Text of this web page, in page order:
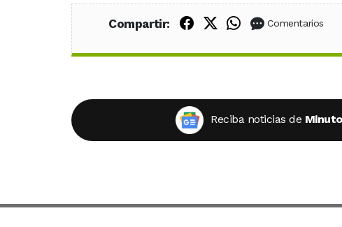
Compartir: Compartir en Facebook
Compartir en X
Compartir en
Comentarios
Reciba noticias de